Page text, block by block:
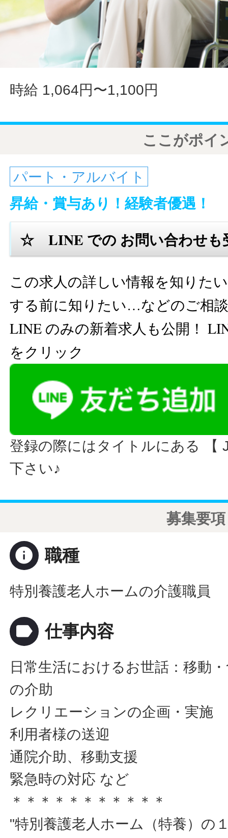
時給 1,064円〜1,100円
ここがポイ
パート・アルバイト
昇給・賞与あり！経験者優遇！
☆ LINE での お問い合わせ
この求人の詳しい情報を知りた
する前に知りたい…などのご相
LINE のみの新着求人も公開！
をクリック
登録の際にはタイトルにある 【
下さい♪
募集要項
info 職種
特別養護老人ホームの介護職員
label 仕事内容
日常生活におけるお世話：移動
の介助
レクリエーションの企画・実施
利用者様の送迎
通院介助、移動支援
緊急時の対応 など
＊＊＊＊＊＊＊＊＊＊＊
"特別養護老人ホーム（特養）の